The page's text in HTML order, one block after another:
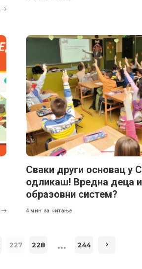
Сваки други основац у
одликаш! Вредна деца
образовни систем?
4 мин за читање
227 228 … 244